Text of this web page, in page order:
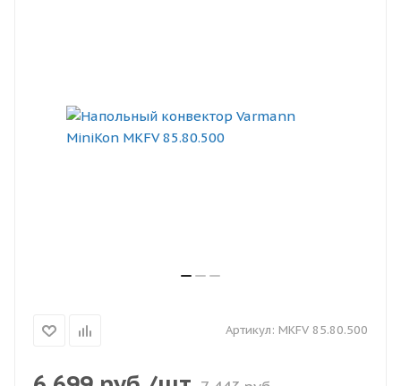
Артикул: MKFV 85.80.500